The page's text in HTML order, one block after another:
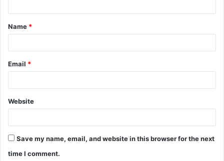
Name *
Email *
Website
Save my name, email, and website in this browser for the next
time I comment.